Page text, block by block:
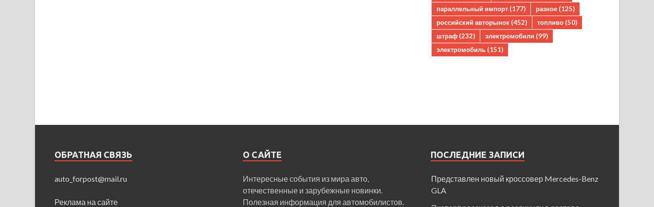
параллельный импорт (177) разное (125)
российский авторынок (452) топливо (50)
штраф (232) электромобили (99)
электромобиль (151)
ОБРАТНАЯ СВЯЗЬ
auto_forpost@mail.ru
Реклама на сайте
О САЙТЕ
Интересные события из мира авто,
отечественные и зарубежные новинки.
Полезная информация для автомобилистов.
ПОСЛЕДНИЕ ЗАПИСИ
Представлен новый кроссовер Mercedes-Benz
GLA